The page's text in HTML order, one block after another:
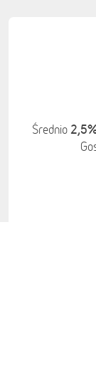
Średnio